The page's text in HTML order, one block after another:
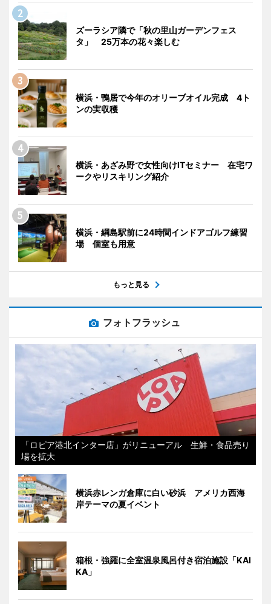
ズーラシア隣で「秋の里山ガーデンフェス
タ」 25万本の花々楽しむ
横浜・鴨居で今年のオリーブオイル完成 4ト
ンの実収穫
横浜・あざみ野で女性向けITセミナー 在宅ワ
ークやリスキリング紹介
横浜・綱島駅前に24時間インドアゴルフ練習
場 個室も用意
もっと見る
フォトフラッシュ
「ロピア港北インター店」がリニューアル 生鮮・食品売り
場を拡大
横浜赤レンガ倉庫に白い砂浜 アメリカ西海
岸テーマの夏イベント
箱根・強羅に全室温泉風呂付き宿泊施設「KAI
KA」